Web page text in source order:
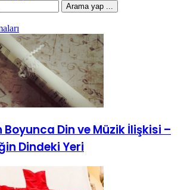
Arama yap ...
Boyunca Din ve Müzik İlişkisi –
Dindeki Yeri